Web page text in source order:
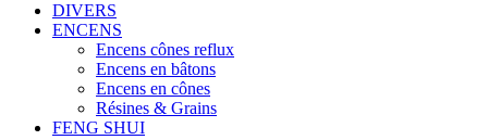
DIVERS
ENCENS
Encens cônes reflux
Encens en bâtons
Encens en cônes
Résines & Grains
FENG SHUI